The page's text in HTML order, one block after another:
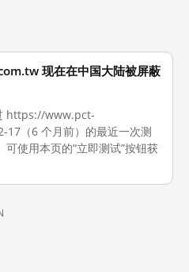
现在在中国大陆被屏蔽
https://www.pct-
（6 个月前）的最近一次测
使用本页的“立即测试”按钮获